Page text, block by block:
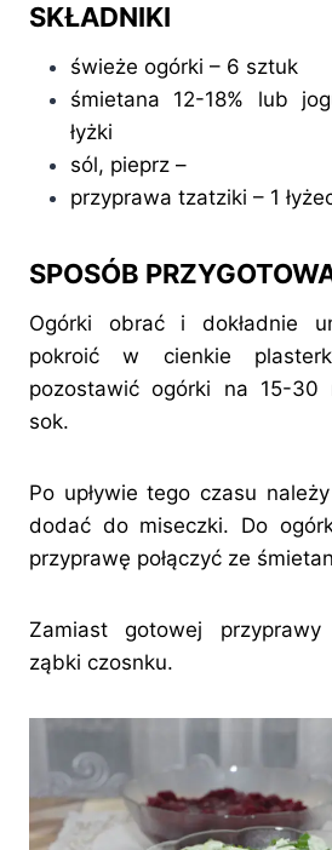
SKŁADNIKI
świeże ogórki – 6 sztuk
śmietana 12-18% lub
łyżki
sól, pieprz –
przyprawa tzatziki – 1
SPOSÓB
Ogórki obrać i dokładnie
pokroić w cienkie
pozostawić ogórki na 15-30
sok.
Po upływie tego czasu
dodać do miseczki. Do
przyprawę połączyć ze
Zamiast gotowej
ząbki czosnku.